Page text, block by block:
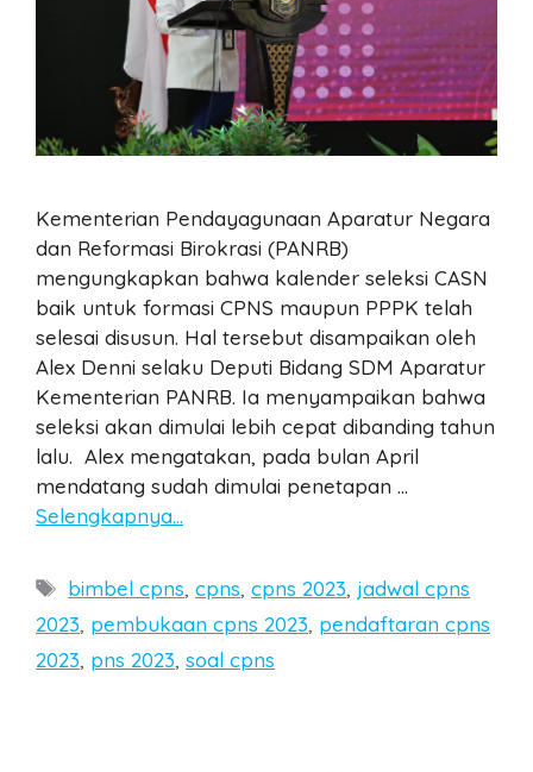
Kementerian Pendayagunaan Aparatur Negara
dan Reformasi Birokrasi (PANRB)
mengungkapkan bahwa kalender seleksi CASN
baik untuk formasi CPNS maupun PPPK telah
selesai disusun. Hal tersebut disampaikan oleh
Alex Denni selaku Deputi Bidang SDM Aparatur
Kementerian PANRB. Ia menyampaikan bahwa
seleksi akan dimulai lebih cepat dibanding tahun
lalu. Alex mengatakan, pada bulan April
mendatang sudah dimulai penetapan …
Selengkapnya…
Tags
bimbel cpns,cpns,cpns 2023, jadwal cpns
2023, pembukaan cpns 2023, pendaftaran cpns
2023, pns 2023, soal cpns